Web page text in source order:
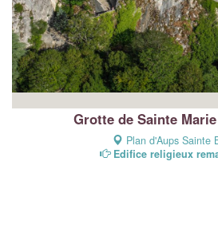
Grotte de Sainte
Plan d'Aups Sainte
Edifice religieux